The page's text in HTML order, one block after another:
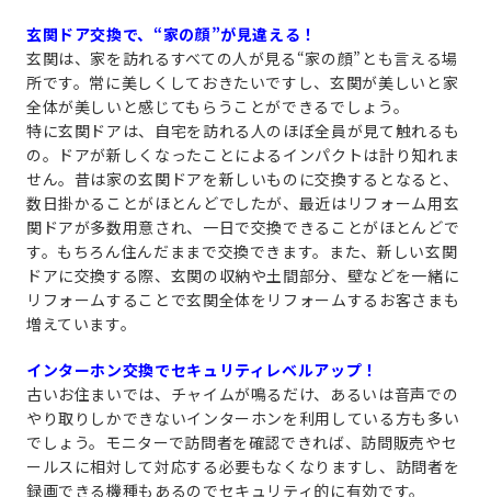
玄関ドア交換で、“家の顔”が見違える！
玄関は、家を訪れるすべての人が見る“家の顔”とも言える場
所です。常に美しくしておきたいですし、玄関が美しいと家
全体が美しいと感じてもらうことができるでしょう。
特に玄関ドアは、自宅を訪れる人のほぼ全員が見て触れるも
の。ドアが新しくなったことによるインパクトは計り知れま
せん。昔は家の玄関ドアを新しいものに交換するとなると、
数日掛かることがほとんどでしたが、最近はリフォーム用玄
関ドアが多数用意され、一日で交換できることがほとんどで
す。もちろん住んだままで交換できます。また、新しい玄関
ドアに交換する際、玄関の収納や土間部分、壁などを一緒に
リフォームすることで玄関全体をリフォームするお客さまも
増えています。
インターホン交換でセキュリティレベルアップ！
古いお住まいでは、チャイムが鳴るだけ、あるいは音声での
やり取りしかできないインターホンを利用している方も多い
でしょう。モニターで訪問者を確認できれば、訪問販売やセ
ールスに相対して対応する必要もなくなりますし、訪問者を
録画できる機種もあるのでセキュリティ的に有効です。